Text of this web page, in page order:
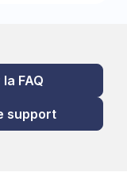
FAQ
support